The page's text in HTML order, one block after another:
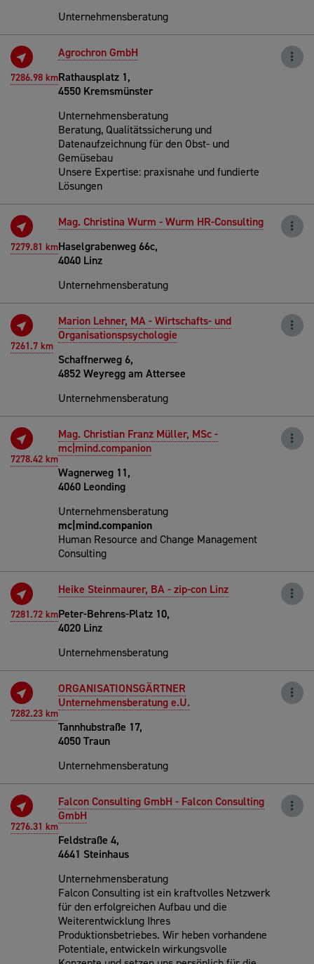
Unternehmensberatung
7286.98 km
Agrochron GmbH
Rathausplatz 1,
4550 Kremsmünster
Unternehmensberatung
Beratung, Qualitätssicherung und
Datenaufzeichnung für den Obst- und
Gemüsebau
Unsere Expertise: praxisnahe und fundierte
Lösungen
7279.81 km
Mag. Christina Wurm - Wurm HR-Consulting
Haselgrabenweg 66c,
4040 Linz
Unternehmensberatung
7261.7 km
Marion Lehner, MA - Wirtschafts- und
Organisationspsychologie
Schaffnerweg 6,
4852 Weyregg am Attersee
Unternehmensberatung
7278.42 km
Mag. Christian Franz Müller, MSc -
mc|mind.companion
Wagnerweg 11,
4060 Leonding
Unternehmensberatung
mc|mind.companion
Human Resource and Change Management
Consulting
7281.72 km
Heike Steinmaurer, BA - zip-con Linz
Peter-Behrens-Platz 10,
4020 Linz
Unternehmensberatung
7282.23 km
ORGANISATIONSGÄRTNER
Unternehmensberatung e.U.
Tannhubstraße 17,
4050 Traun
Unternehmensberatung
7276.31 km
Falcon Consulting GmbH - Falcon Consulting
GmbH
Feldstraße 4,
4641 Steinhaus
Unternehmensberatung
Falcon Consulting ist ein kraftvolles Netzwerk
für den erfolgreichen Aufbau und die
Weiterentwicklung Ihres
Produktionsbetriebes. Wir heben vorhandene
Potentiale, entwickeln wirkungsvolle